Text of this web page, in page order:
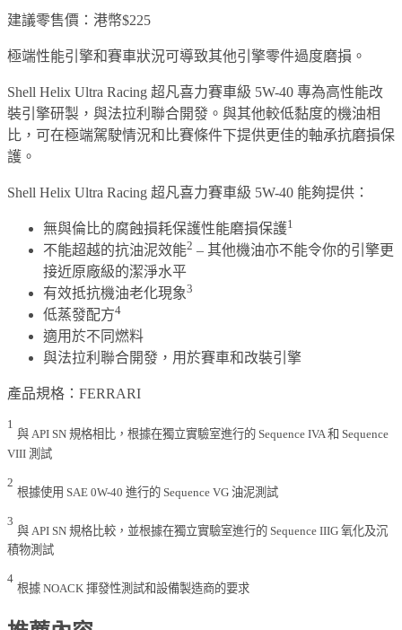
建議零售價：港幣$225
極端性能引擎和賽車狀況可導致其他引擎零件過度磨損。
Shell Helix Ultra Racing 超凡喜力賽車級 5W-40 專為高性能改
裝引擎研製，與法拉利聯合開發。與其他較低黏度的機油相
比，可在極端駕駛情況和比賽條件下提供更佳的軸承抗磨損保
護。
Shell Helix Ultra Racing 超凡喜力賽車級 5W-40 能夠提供：
無與倫比的腐蝕損耗保護性能磨損保護1
不能超越的抗油泥效能2 – 其他機油亦不能令你的引擎更
接近原廠級的潔淨水平
有效抵抗機油老化現象3
低蒸發配方4
適用於不同燃料
與法拉利聯合開發，用於賽車和改裝引擎
產品規格：FERRARI
1
與 API SN 規格相比，根據在獨立實驗室進行的 Sequence IVA 和 Sequence
VIII 測試
2
根據使用 SAE 0W-40 進行的 Sequence VG 油泥測試
3
與 API SN 規格比較，並根據在獨立實驗室進行的 Sequence IIIG 氧化及沉
積物測試
4
根據 NOACK 揮發性測試和設備製造商的要求